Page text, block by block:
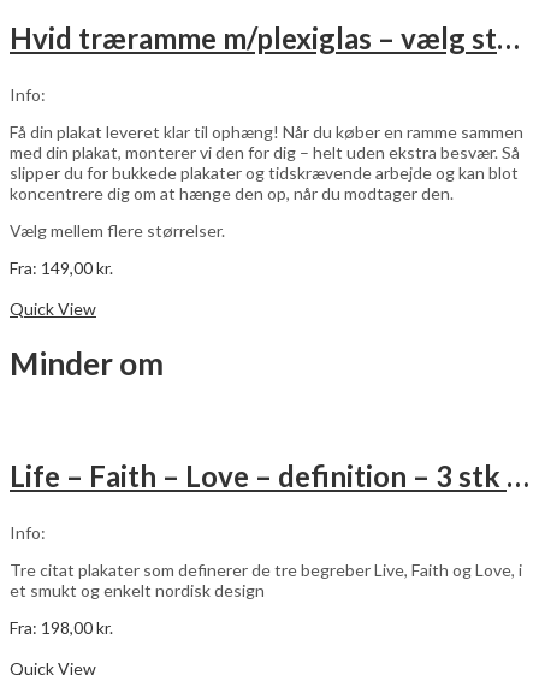
Mulighederne
varesiden
Hvid træramme m/plexiglas – vælg størrelse
Info:
Få din plakat leveret klar til ophæng! Når du køber en ramme sammen
med din plakat, monterer vi den for dig – helt uden ekstra besvær. Så
slipper du for bukkede plakater og tidskrævende arbejde og kan blot
koncentrere dig om at hænge den op, når du modtager den.
Vælg mellem flere størrelser.
Fra: 149,00kr.
varianter.
varesiden
Quick View
Minder om
Life – Faith – Love – definition – 3 stk plakater
Info:
Tre citat plakater som definerer de tre begreber Live, Faith og Love, i
et smukt og enkelt nordisk design
Fra: 198,00kr.
Quick View